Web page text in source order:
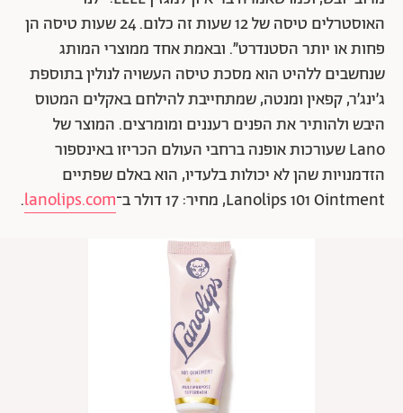
האוסטרלים טיסה של 12 שעות זה כלום. 24 שעות טיסה הן
פחות או יותר הסטנדרט״. ובאמת אחד ממוצרי המותג
שנחשבים ללהיט הוא מסכת טיסה העשויה לנולין בתוספת
ג׳ינג׳ר, קפאין ומנטה, שמתחייבת להילחם באקלים המטוס
היבש ולהותיר את הפנים רעננים ומומרצים. המוצר של
Lano שעורכות אופנה ברחבי העולם הכריזו באינספור
הזדמנויות שהן לא יכולות בלעדיו, הוא באלם שפתיים
Lanolips 101 Ointment, מחיר: 17 דולר ב־
lanolips.com
.